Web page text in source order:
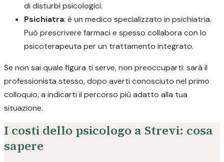
di disturbi psicologici.
Psichiatra: è un medico specializzato in psichiatria.
Può prescrivere farmaci e spesso collabora con lo
psicoterapeuta per un trattamento integrato.
Se non sai quale figura ti serve, non preoccuparti: sarà il
professionista stesso, dopo averti conosciuto nel primo
colloquio, a indicarti il percorso più adatto alla tua
situazione.
I costi dello psicologo a Strevi: cosa
sapere